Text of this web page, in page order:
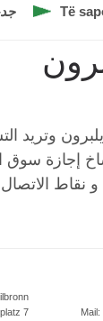
Të
وتريد
إجازة
و نقاط
7
Mail: